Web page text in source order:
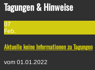
Tagungen & Hinweise
07
Feb.
Aktuelle keine Informationen zu Tagungen
vom 01.01.2022